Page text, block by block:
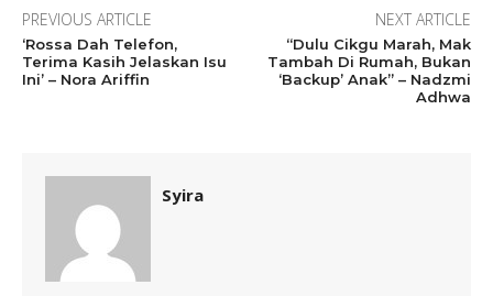
PREVIOUS ARTICLE
‘Rossa Dah Telefon,
Terima Kasih Jelaskan Isu
Ini’ – Nora Ariffin
NEXT ARTICLE
“Dulu Cikgu Marah, Mak
Tambah Di Rumah, Bukan
‘Backup’ Anak” – Nadzmi
Adhwa
Syira